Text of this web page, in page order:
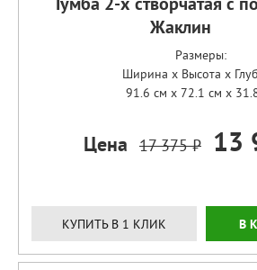
Жаклин
Размеры:
Ширина x Высота x
91.6 см x 72.1 см x
Цена 17 375 ₽ 13
КУПИТЬ В 1 КЛИК